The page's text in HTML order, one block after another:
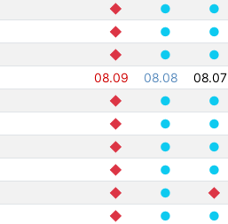
◆ ● ●
◆ ● ●
◆ ● ●
08.09 08.08 08.07
◆ ● ●
◆ ● ●
◆ ● ●
◆ ● ●
◆ ● ◆
◆ ● ●